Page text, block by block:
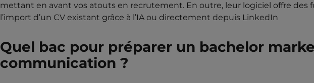
mettant en avant vos atouts en recrutement. En outre, leur logiciel offre des
l’import d’un CV existant grâce à l’IA ou directement depuis LinkedIn
Quel bac pour préparer un bachelor
communication ?